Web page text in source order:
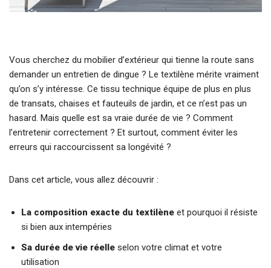
Vous cherchez du mobilier d’extérieur qui tienne la route sans
demander un entretien de dingue ? Le textilène mérite vraiment
qu’on s’y intéresse. Ce tissu technique équipe de plus en plus
de transats, chaises et fauteuils de jardin, et ce n’est pas un
hasard. Mais quelle est sa vraie durée de vie ? Comment
l’entretenir correctement ? Et surtout, comment éviter les
erreurs qui raccourcissent sa longévité ?
Dans cet article, vous allez découvrir :
La composition exacte du textilène et pourquoi il résiste
si bien aux intempéries
Sa durée de vie réelle selon votre climat et votre
utilisation